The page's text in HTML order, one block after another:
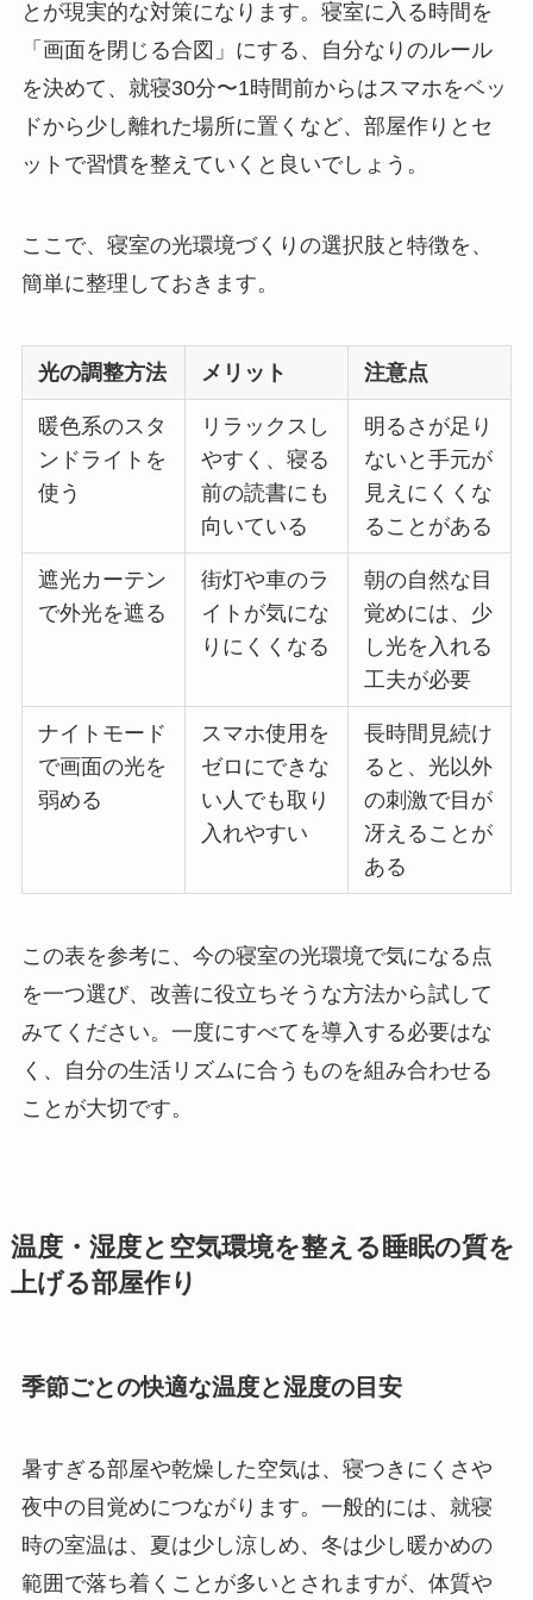
とが現実的な対策になります。寝室に入る時間を
「画面を閉じる合図」にする、自分なりのルール
を決めて、就寝30分〜1時間前からはスマホをベッ
ドから少し離れた場所に置くなど、部屋作りとセ
ットで習慣を整えていくと良いでしょう。
ここで、寝室の光環境づくりの選択肢と特徴を、
簡単に整理しておきます。
光の調整方法 メリット 注意点
暖色系のスタ
ンドライトを
使う
リラックスし
やすく、寝る
前の読書にも
向いている
明るさが足り
ないと手元が
見えにくくな
ることがある
遮光カーテン
で外光を遮る
街灯や車のラ
イトが気にな
りにくくなる
朝の自然な目
覚めには、少
し光を入れる
工夫が必要
ナイトモード
で画面の光を
弱める
スマホ使用を
ゼロにできな
い人でも取り
入れやすい
長時間見続け
ると、光以外
の刺激で目が
冴えることが
ある
この表を参考に、今の寝室の光環境で気になる点
を一つ選び、改善に役立ちそうな方法から試して
みてください。一度にすべてを導入する必要はな
く、自分の生活リズムに合うものを組み合わせる
ことが大切です。
温度・湿度と空気環境を整える睡眠の質を
上げる部屋作り
季節ごとの快適な温度と湿度の目安
暑すぎる部屋や乾燥した空気は、寝つきにくさや
夜中の目覚めにつながります。一般的には、就寝
時の室温は、夏は少し涼しめ、冬は少し暖かめの
範囲で落ち着くことが多いとされますが、体質や